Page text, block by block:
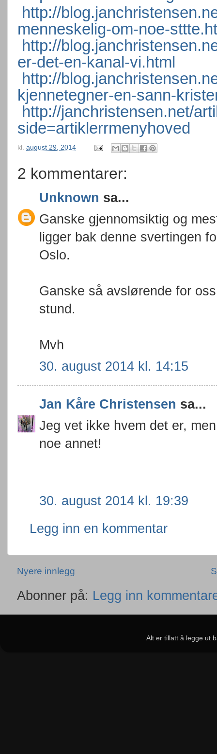
http://
menneskelig-om-noe-
http://
er-det-en-kanal-vi.html
http://
kjennetegner-en-sann-
http://janchristensen.net/
side=artiklerrmenyhoved
kl. august 29, 2014
2 kommentarer:
Unknown sa...
Ganske gjennomsiktig og
ligger bak denne svertingen
Oslo.
Ganske så avslørende for
stund.
Mvh
30. august 2014 kl. 14:15
Jan Kåre Christensen sa...
Jeg vet ikke hvem det er,
noe annet!
30. august 2014 kl. 19:39
Legg inn en kommentar
Nyere innlegg
Abonner på: Legg inn
Alt er tillatt å legge ut